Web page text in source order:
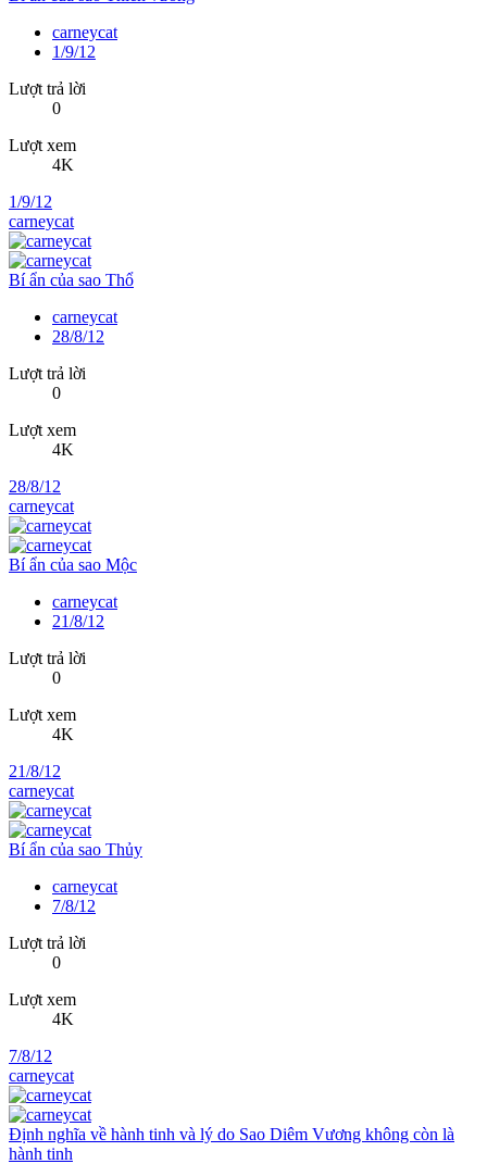
carneycat
1/9/12
Lượt trả lời
0
Lượt xem
4K
1/9/12
carneycat
Bí ẩn của sao Thổ
carneycat
28/8/12
Lượt trả lời
0
Lượt xem
4K
28/8/12
carneycat
Bí ẩn của sao Mộc
carneycat
21/8/12
Lượt trả lời
0
Lượt xem
4K
21/8/12
carneycat
Bí ẩn của sao Thủy
carneycat
7/8/12
Lượt trả lời
0
Lượt xem
4K
7/8/12
carneycat
Định nghĩa về hành tinh và lý do Sao Diêm Vương không còn là
hành tinh